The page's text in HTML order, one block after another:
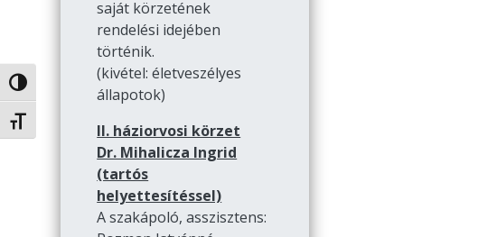
Nagy kontraszt váltása
Betűméret váltása
saját körzetének
rendelési idejében
történik.
(kivétel: életveszélyes
állapotok)
II. háziorvosi körzet
Dr. Mihalicza Ingrid
(tartós
helyettesítéssel)
A szakápoló, asszisztens: